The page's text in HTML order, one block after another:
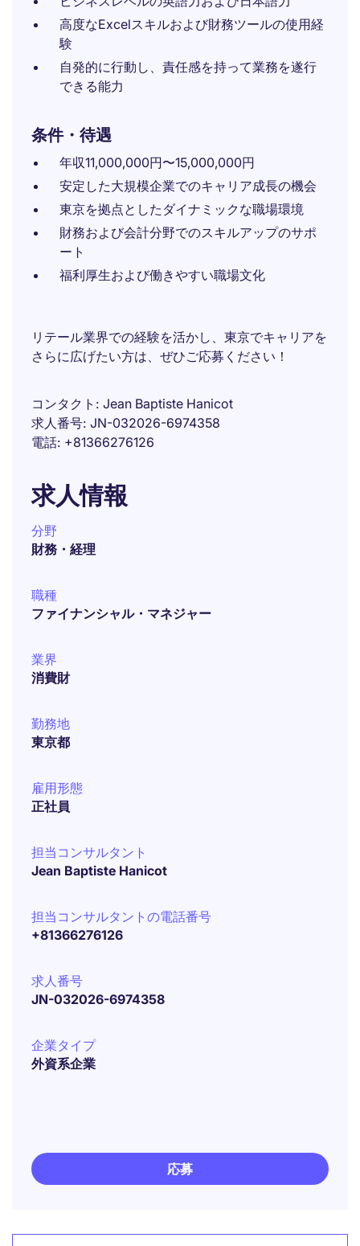
高度なExcelスキルおよび財務ツールの使用経
験
自発的に行動し、責任感を持って業務を遂行
できる能力
条件・待遇
年収11,000,000円〜15,000,000円
安定した大規模企業でのキャリア成長の機会
東京を拠点としたダイナミックな職場環境
財務および会計分野でのスキルアップのサポ
ート
福利厚生および働きやすい職場文化
リテール業界での経験を活かし、東京でキャリアを
さらに広げたい方は、ぜひご応募ください！
コンタクト
Jean Baptiste Hanicot
求人番号 JN-032026-6974358
電話 +81366276126
求人情報
分野
財務・経理
職種
ファイナンシャル・マネジャー
業界
消費財
勤務地
東京都
雇用形態
正社員
担当コンサルタント
Jean Baptiste Hanicot
担当コンサルタントの電話番号
+81366276126
求人番号
JN-032026-6974358
企業タイプ
外資系企業
応募